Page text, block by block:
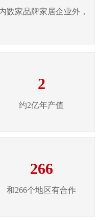
数家品牌家居企业外，
2
约2亿年产值
266
和266个地区有合作